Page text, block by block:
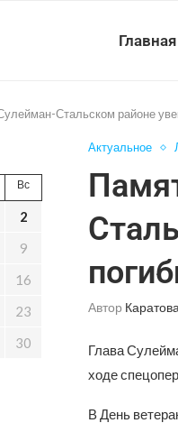
Главная
Стальском районе
Актуальное
Автор Каратова
Глава
ходе
В День
Вс
2
9
16
23
30